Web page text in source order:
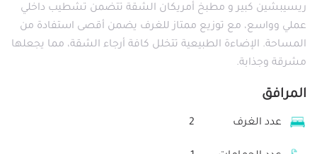
ريسيبشين كبير و مطبخ أمريكان الشقة تتضمن تشطيب داخلي
عملي وواسع، مع توزيع ممتاز للغرف يضمن أقصى استفادة من
المساحة. الإضاءة الطبيعية تتخلل كافة أرجاء الشقة، مما يجعلها
مشرقة وجذابة.
المرافق
عدد الغرف 2